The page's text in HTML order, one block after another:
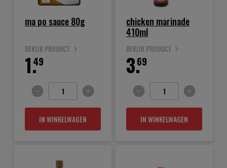
ma po sauce 80g
BEKIJK PRODUCT
49
1.
IN WINKELWAGEN
chicken marinade
410ml
BEKIJK PRODUCT
69
3.
IN WINKELWAGEN